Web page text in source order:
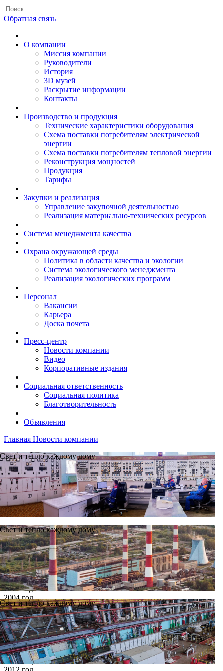
Обратная связь
О компании
Миссия компании
Руководители
История
3D музей
Раскрытие информации
Контакты
Производство и продукция
Технические характеристики оборудования
Схема поставки потребителям электрической
энергии
Схема поставки потребителям тепловой энергии
Реконструкция мощностей
Продукция
Тарифы
Закупки и реализация
Управление закупочной деятельностью
Реализация материально-технических ресурсов
Система менеджмента качества
Охрана окружающей среды
Политика в области качества и экологии
Система экологического менеджмента
Реализация экологических программ
Персонал
Вакансии
Карьера
Доска почета
Пресс-центр
Новости компании
Видео
Корпоративные издания
Социальная ответственность
Социальная политика
Благотворительность
Объявления
Главная Новости компании
Свет и тепло каждому дому
Свет и тепло каждому дому
Свет и тепло каждому дому
Новости
Архив
Все годы
2002 год
2003 год
2004 год
2005 год
2006 год
2007 год
2008 год
2009 год
2010 год
2011 год
2012 год